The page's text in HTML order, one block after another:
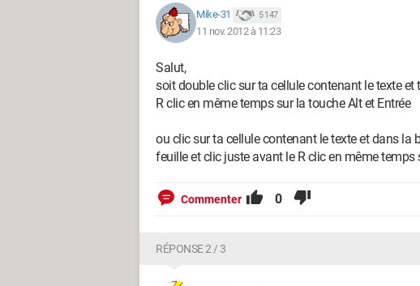
Mike-31 5 147
11 nov. 2012 à 11:23
Salut,
soit double clic sur ta cellule contenant le texte
R clic en même temps sur la touche Alt et Entrée
ou clic sur ta cellule contenant le texte et dans la
feuille et clic juste avant le R clic en même temps
Commenter 0
RÉPONSE 2 / 3